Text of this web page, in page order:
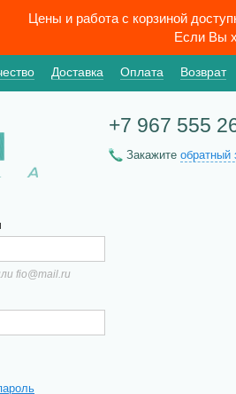
Цены и работа с корзиной
Если Вы
Доставка Оплата Возврат
+7 967 555
Закажите обратный
fio@mail.ru